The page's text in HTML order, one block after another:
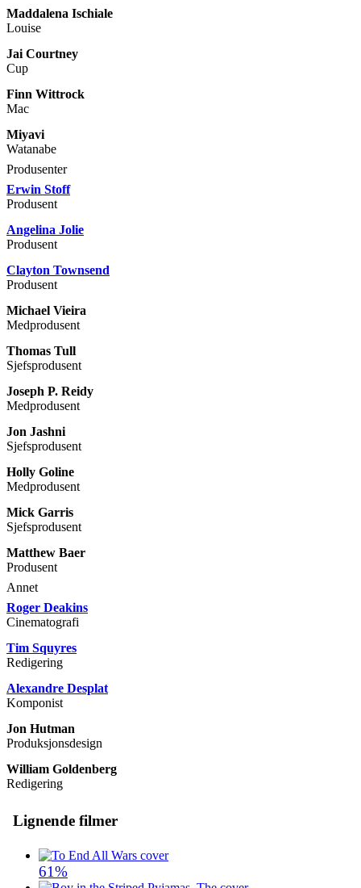
Maddalena Ischiale
Louise
Jai Courtney
Cup
Finn Wittrock
Mac
Miyavi
Watanabe
Produsenter
Erwin Stoff
Produsent
Angelina Jolie
Produsent
Clayton Townsend
Produsent
Michael Vieira
Medprodusent
Thomas Tull
Sjefsprodusent
Joseph P. Reidy
Medprodusent
Jon Jashni
Sjefsprodusent
Holly Goline
Medprodusent
Mick Garris
Sjefsprodusent
Matthew Baer
Produsent
Annet
Roger Deakins
Cinematografi
Tim Squyres
Redigering
Alexandre Desplat
Komponist
Jon Hutman
Produksjonsdesign
William Goldenberg
Redigering
Lignende filmer
61%